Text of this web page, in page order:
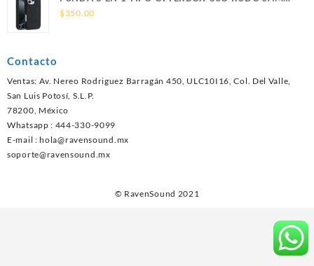
S26 ULTRA SAMSUNG S26 ULTRA
$350.00
Contacto
Ventas: Av. Nereo Rodriguez Barragán 450, ULC10I16, Col. Del Valle,
San Luis Potosí, S.L.P.
78200, México
Whatsapp : 444-330-9099
E-mail :hola@ravensound.mx
soporte@ravensound.mx
© RavenSound 2021